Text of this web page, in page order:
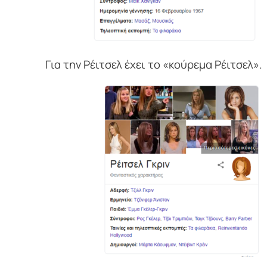
Για την Ρέιτσελ έχει το «κούρεμα Ρέιτσελ».